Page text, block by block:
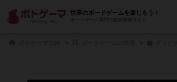
世界のボードゲームを楽しもう！
ボードゲーム専門の総合情報サイト